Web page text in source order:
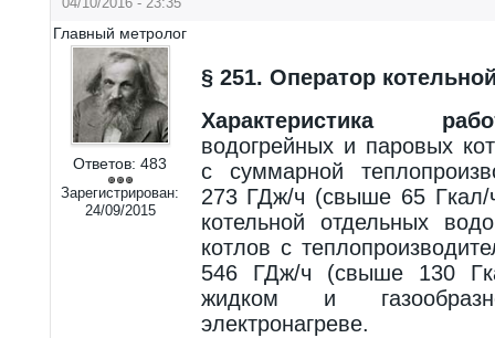
Главный метролог
Ответов: 483
Зарегистрирован:
24/09/2015
§ 251. Оператор
Характеристика
водогрейных и паровых
с суммарной
273 ГДж/ч (свыше 65 Гкал/
котельной отдельных
котлов с
546 ГДж/ч (свыше 130
жидком и
электронагреве.